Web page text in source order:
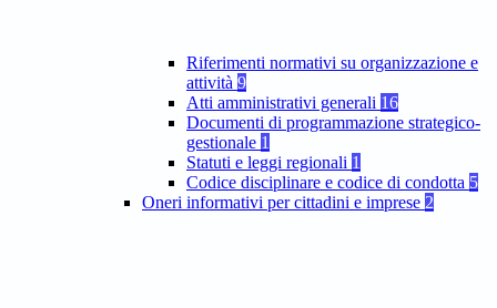
Riferimenti normativi su organizzazione e
attività 9
Atti amministrativi generali 16
Documenti di programmazione strategico-
gestionale 1
Statuti e leggi regionali 1
Codice disciplinare e codice di condotta 5
Oneri informativi per cittadini e imprese 2